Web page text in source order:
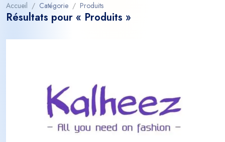
Accueil Catégorie Produits
Résultats pour « Produits »